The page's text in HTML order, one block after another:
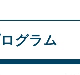
グラム